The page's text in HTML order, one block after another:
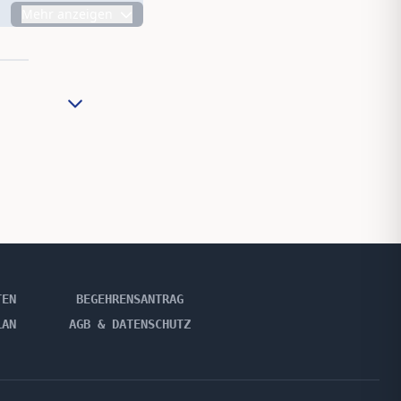
BEGEHRENSANTRAG
AGB & DATENSCHUTZ